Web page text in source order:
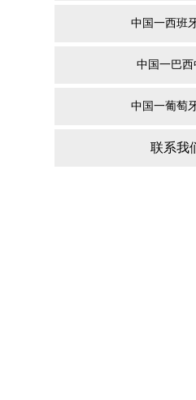
中国一西班
中国一巴西
中国一葡萄
联系我